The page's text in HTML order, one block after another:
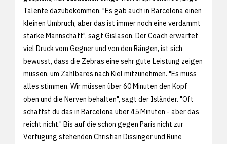
Talente dazubekommen. "Es gab auch in Barcelona einen
kleinen Umbruch, aber das ist immer noch eine verdammt
starke Mannschaft", sagt Gislason. Der Coach erwartet
viel Druck vom Gegner und von den Rängen, ist sich
bewusst, dass die Zebras eine sehr gute Leistung zeigen
müssen, um Zählbares nach Kiel mitzunehmen. "Es muss
alles stimmen. Wir müssen über 60 Minuten den Kopf
oben und die Nerven behalten", sagt der Isländer. "Oft
schaffst du das in Barcelona über 45 Minuten - aber das
reicht nicht." Bis auf die schon gegen Paris nicht zur
Verfügung stehenden Christian Dissinger und Rune